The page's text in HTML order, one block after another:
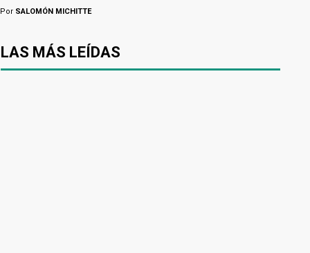
Por SALOMÓN MICHITTE
LAS MÁS LEÍDAS